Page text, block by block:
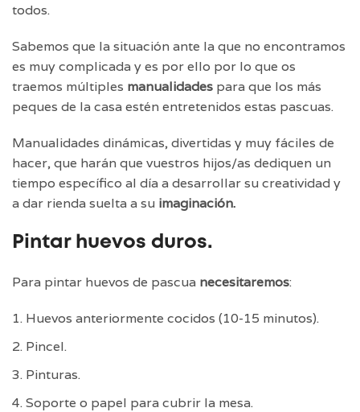
todos.
Sabemos que la situación ante la que no encontramos
es muy complicada y es por ello por lo que os
traemos múltiples manualidades para que los más
peques de la casa estén entretenidos estas pascuas.
Manualidades dinámicas, divertidas y muy fáciles de
hacer, que harán que vuestros hijos/as dediquen un
tiempo específico al día a desarrollar su creatividad y
a dar rienda suelta a su imaginación.
Pintar huevos duros.
Para pintar huevos de pascua necesitaremos:
Huevos anteriormente cocidos (10-15 minutos).
Pincel.
Pinturas.
Soporte o papel para cubrir la mesa.